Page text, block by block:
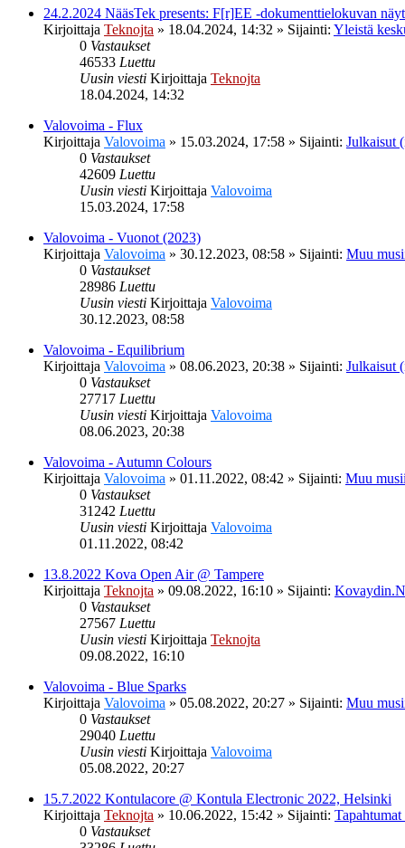
24.2.2024 NääsTek presents: F[r]EE -dokumenttielokuvan
Kirjoittaja Teknojta » 18.04.2024, 14:32 » Sijainti: Yleistä
0 Vastaukset
46533 Luettu
Uusin viesti Kirjoittaja Teknojta
18.04.2024, 14:32
Valovoima - Flux
Kirjoittaja Valovoima » 15.03.2024, 17:58 » Sijainti: Julkaisut
0 Vastaukset
42609 Luettu
Uusin viesti Kirjoittaja Valovoima
15.03.2024, 17:58
Valovoima - Vuonot (2023)
Kirjoittaja Valovoima » 30.12.2023, 08:58 » Sijainti: Muu
0 Vastaukset
28986 Luettu
Uusin viesti Kirjoittaja Valovoima
30.12.2023, 08:58
Valovoima - Equilibrium
Kirjoittaja Valovoima » 08.06.2023, 20:38 » Sijainti: Julkaisut
0 Vastaukset
27717 Luettu
Uusin viesti Kirjoittaja Valovoima
08.06.2023, 20:38
Valovoima - Autumn Colours
Kirjoittaja Valovoima » 01.11.2022, 08:42 » Sijainti: Muu
0 Vastaukset
31242 Luettu
Uusin viesti Kirjoittaja Valovoima
01.11.2022, 08:42
13.8.2022 Kova Open Air @ Tampere
Kirjoittaja Teknojta » 09.08.2022, 16:10 » Sijainti:
0 Vastaukset
27567 Luettu
Uusin viesti Kirjoittaja Teknojta
09.08.2022, 16:10
Valovoima - Blue Sparks
Kirjoittaja Valovoima » 05.08.2022, 20:27 » Sijainti: Muu
0 Vastaukset
29040 Luettu
Uusin viesti Kirjoittaja Valovoima
05.08.2022, 20:27
15.7.2022 Kontulacore @ Kontula Electronic 2022, Helsinki
Kirjoittaja Teknojta » 10.06.2022, 15:42 » Sijainti: Tapahtumat
0 Vastaukset